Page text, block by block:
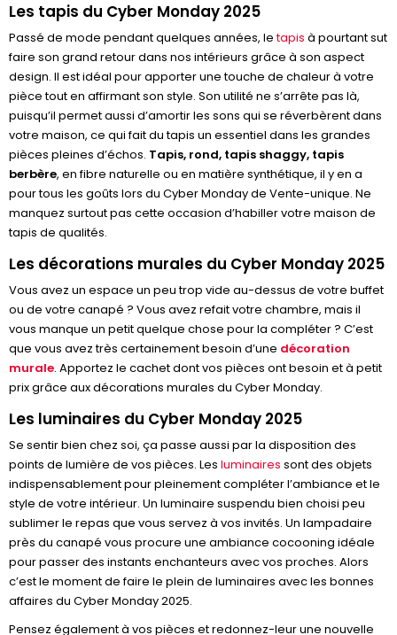
Les tapis du Cyber Monday 2025
Passé de mode pendant quelques années, letapis à pourtant sut
faire son grand retour dans nos intérieurs grâce à son aspect
design. Il est idéal pour apporter une touche de chaleur à votre
pièce tout en affirmant son style. Son utilité ne s’arrête pas là,
puisqu’il permet aussi d’amortir les sons qui se réverbèrent dans
votre maison, ce qui fait du tapis un essentiel dans les grandes
pièces pleines d’échos. Tapis, rond, tapis shaggy, tapis
berbère, en fibre naturelle ou en matière synthétique, il y en a
pour tous les goûts lors du Cyber Monday de Vente-unique. Ne
manquez surtout pas cette occasion d’habiller votre maison de
tapis de qualités.
Les décorations murales du Cyber Monday 2025
Vous avez un espace un peu trop vide au-dessus de votre buffet
ou de votre canapé ? Vous avez refait votre chambre, mais il
vous manque un petit quelque chose pour la compléter ? C’est
que vous avez très certainement besoin d’une décoration
murale. Apportez le cachet dont vos pièces ont besoin et à petit
prix grâce aux décorations murales du Cyber Monday.
Les luminaires du Cyber Monday 2025
Se sentir bien chez soi, ça passe aussi par la disposition des
points de lumière de vos pièces. Les luminaires sont des objets
indispensablement pour pleinement compléter l’ambiance et le
style de votre intérieur. Un luminaire suspendu bien choisi peu
sublimer le repas que vous servez à vos invités. Un lampadaire
près du canapé vous procure une ambiance cocooning idéale
pour passer des instants enchanteurs avec vos proches. Alors
c’est le moment de faire le plein de luminaires avec les bonnes
affaires du Cyber Monday 2025.
Pensez également à vos pièces et redonnez-leur une nouvelle